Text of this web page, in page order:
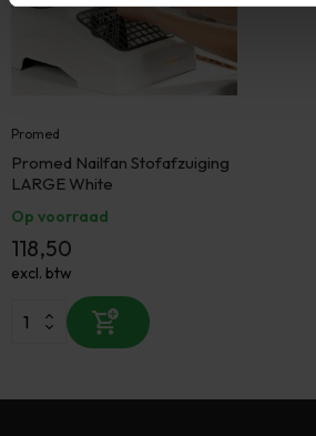
Promed
Promed Nailfan Stofafzuiging
LARGE White
Op voorraad
118,50
excl. btw